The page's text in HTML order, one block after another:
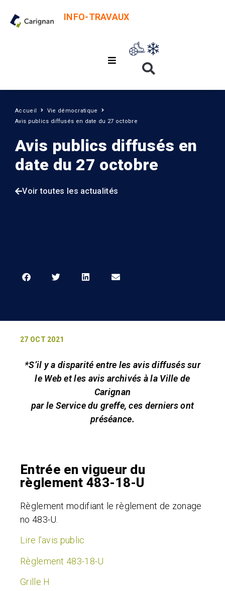
INFO-TRAVAUX
Accueil
Vie démocratique
Avis publics diffusés en date du 27 octobre
Avis publics diffusés en
date du 27 octobre
Voir toutes les actualités
27 OCT 2021
*S’il y a disparité entre les avis diffusés sur
le Web et les avis archivés à la Ville de
Carignan
par le Service du greffe, ces derniers ont
préséance.
Entrée en vigueur du
règlement 483-18-U
Règlement modifiant le règlement de zonage
no 483-U.
Lire l’avis public
Règlement 483-18-U
Grille H